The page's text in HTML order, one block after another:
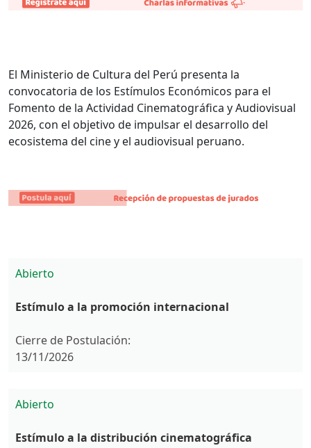
El Ministerio de Cultura del Perú presenta la
convocatoria de los Estímulos Económicos para el
Fomento de la Actividad Cinematográfica y Audiovisual
2026, con el objetivo de impulsar el desarrollo del
ecosistema del cine y el audiovisual peruano.
Abierto
Estímulo a la promoción internacional
Cierre de Postulación:
13/11/2026
Abierto
Estímulo a la distribución cinematográfica